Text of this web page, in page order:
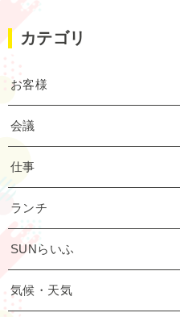
カテゴリ
お客様
会議
仕事
ランチ
SUNらいふ
気候・天気